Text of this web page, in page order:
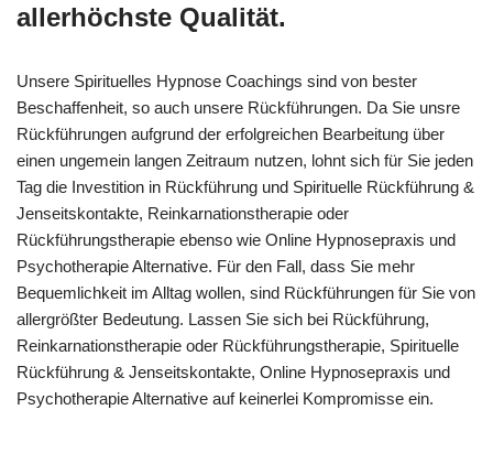
allerhöchste Qualität.
Unsere Spirituelles Hypnose Coachings sind von bester
Beschaffenheit, so auch unsere Rückführungen. Da Sie unsre
Rückführungen aufgrund der erfolgreichen Bearbeitung über
einen ungemein langen Zeitraum nutzen, lohnt sich für Sie jeden
Tag die Investition in Rückführung und Spirituelle Rückführung &
Jenseitskontakte, Reinkarnationstherapie oder
Rückführungstherapie ebenso wie Online Hypnosepraxis und
Psychotherapie Alternative. Für den Fall, dass Sie mehr
Bequemlichkeit im Alltag wollen, sind Rückführungen für Sie von
allergrößter Bedeutung. Lassen Sie sich bei Rückführung,
Reinkarnationstherapie oder Rückführungstherapie, Spirituelle
Rückführung & Jenseitskontakte, Online Hypnosepraxis und
Psychotherapie Alternative auf keinerlei Kompromisse ein.